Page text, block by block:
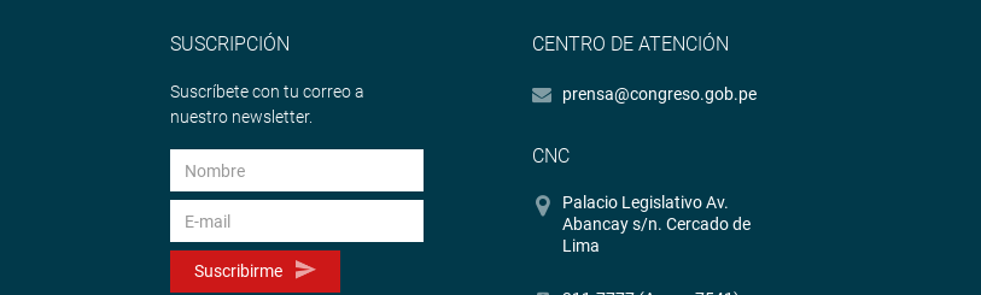
SUSCRIPCIÓN
Suscríbete con tu correo a
nuestro newsletter.
Suscribirme
CENTRO DE ATENCIÓN
prensa@congreso.gob.pe
CNC
Palacio Legislativo Av.
Abancay s/n. Cercado de
Lima